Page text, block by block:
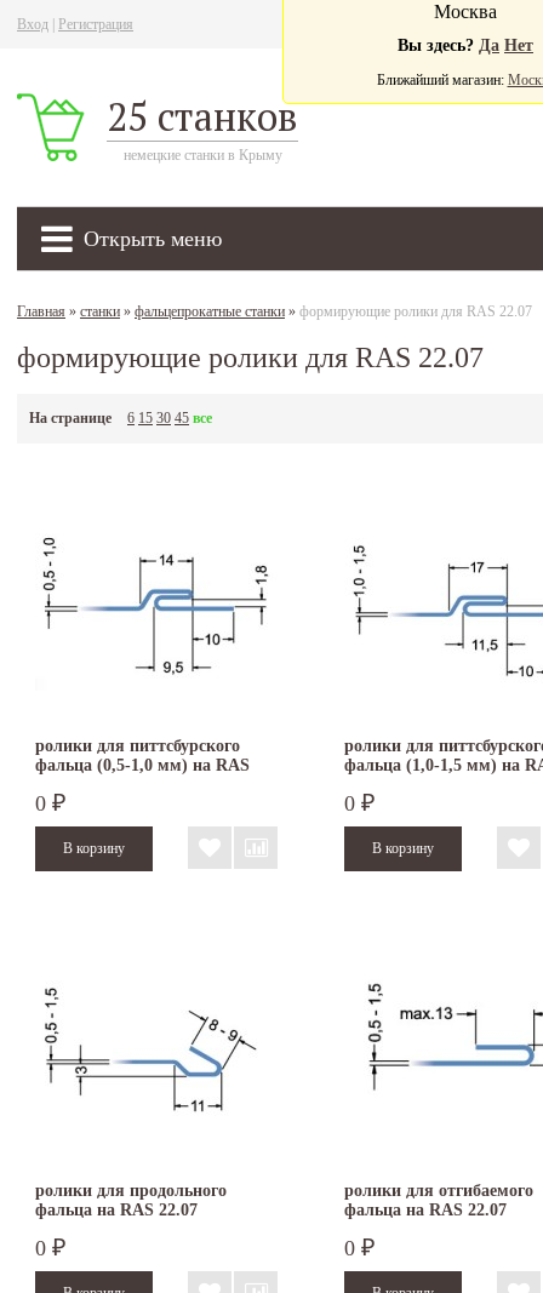
Вход Регистрация
25 станков
немецкие станки в Крыму
Открыть меню
Москва
Вы здесь? Да Нет
Ближайший магазин:
Главная » станки » фальцепрокатные станки » формирующие ролики для RAS 22.07
формирующие ролики для RAS 22.07
На странице 6 15 30 45 все
ролики для питтсбурского
фальца (0,5-1,0 мм) на RAS
0 ₽
ролики для
фальца (1,0-1,5 мм) на
0 ₽
ролики для продольного
фальца на RAS 22.07
0 ₽
ролики для отгибаемого
фальца на RAS 22.07
0 ₽